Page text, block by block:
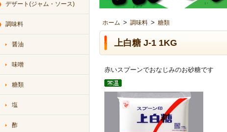
ホーム > 調味料 > 糖類
上白糖 J-1 1KG
赤いスプーンでおなじみのお砂糖です
デザート(ジャム・ソース)
調味料
醤油
味噌
糖類
塩
酢